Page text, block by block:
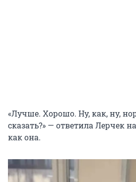
«Лучше. Хорошо. Ну, как, ну,
сказать?» — ответила Лерчек
как она.